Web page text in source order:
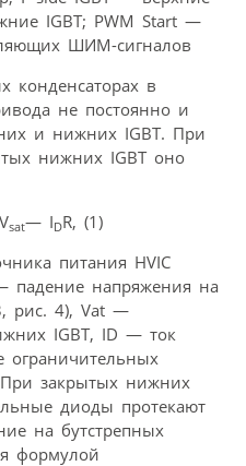
IGBT; PWM Start —
ШИМ-сигналов
конденсаторах в
не постоянно и
и нижних IGBT. При
нижних IGBT оно
sat— IDR, (1)
питания HVIC
падение напряжения на
рис. 4), Vat —
IGBT, ID — ток
ограничительных
При закрытых нижних
диоды протекают
на бутстрепных
формулой